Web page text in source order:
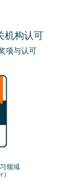
机构认可
项与认可
领域